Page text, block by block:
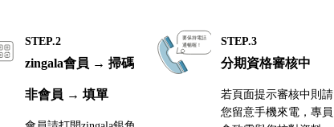
STEP.2
zingala會員 → 掃碼
非會員 → 填單
STEP.3
分期資格審核中
若頁面提示審核中則請
您留意手機來電，專員